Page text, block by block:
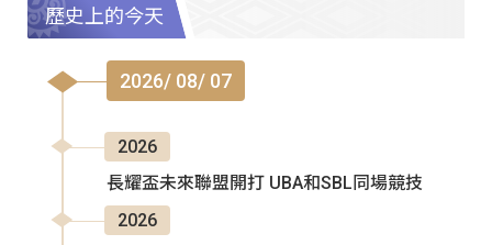
歷史上的今天
2026/ 08/ 07
2026
長耀盃未來聯盟開打 UBA和SBL同場競技
2026